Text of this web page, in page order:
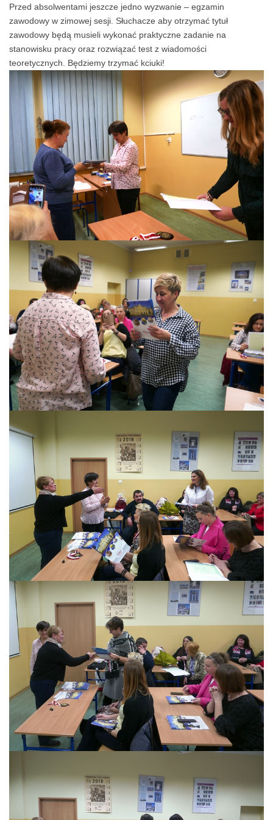
Przed absolwentami jeszcze jedno wyzwanie – egzamin
zawodowy w zimowej sesji. Słuchacze aby otrzymać tytuł
zawodowy będą musieli wykonać praktyczne zadanie na
stanowisku pracy oraz rozwiązać test z wiadomości
teoretycznych. Będziemy trzymać kciuki!